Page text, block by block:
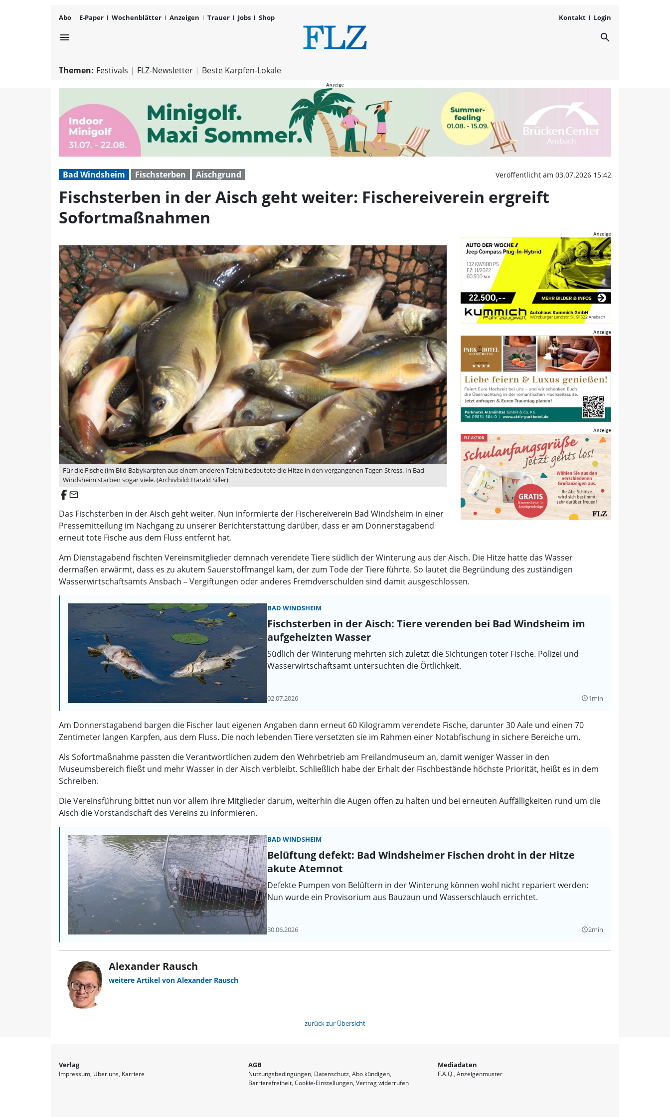
Abo E-Paper Wochenblätter Anzeigen Trauer Jobs Shop Kontakt Login
menu Fischsterben in der Aisch geht
search
Themen: Festivals FLZ-Newsletter Beste Karpfen-Lokale
Bad Windsheim Fischsterben Aischgrund Veröffentlicht am 03.07.2026 15:42
Fischsterben in der Aisch geht weiter: Fischereiverein ergreift
Sofortmaßnahmen
Für die Fische (im Bild Babykarpfen aus einem anderen Teich) bedeutete die Hitze in den vergangenen Tagen Stress. In Bad
Windsheim starben sogar viele. (Archivbild: Harald Siller)
email
Das Fischsterben in der Aisch geht weiter. Nun informierte der Fischereiverein Bad Windsheim in einer
Pressemitteilung im Nachgang zu unserer Berichterstattung darüber, dass er am Donnerstagabend
erneut tote Fische aus dem Fluss entfernt hat.
Am Dienstagabend fischten Vereinsmitglieder demnach verendete Tiere südlich der Winterung aus der Aisch. Die Hitze hatte das Wasser
dermaßen erwärmt, dass es zu akutem Sauerstoffmangel kam, der zum Tode der Tiere führte. So lautet die Begründung des zuständigen
Wasserwirtschaftsamts Ansbach – Vergiftungen oder anderes Fremdverschulden sind damit ausgeschlossen.
BAD WINDSHEIM
Fischsterben in der Aisch: Tiere verenden bei Bad Windsheim im
aufgeheizten Wasser
Südlich der Winterung mehrten sich zuletzt die Sichtungen toter Fische. Polizei und
Wasserwirtschaftsamt untersuchten die Örtlichkeit.
02.07.2026 query_builder1min
Am Donnerstagabend bargen die Fischer laut eigenen Angaben dann erneut 60 Kilogramm verendete Fische, darunter 30 Aale und einen 70
Zentimeter langen Karpfen, aus dem Fluss. Die noch lebenden Tiere versetzten sie im Rahmen einer Notabfischung in sichere Bereiche um.
Als Sofortmaßnahme passten die Verantwortlichen zudem den Wehrbetrieb am Freilandmuseum an, damit weniger Wasser in den
Museumsbereich fließt und mehr Wasser in der Aisch verbleibt. Schließlich habe der Erhalt der Fischbestände höchste Priorität, heißt es in dem
Schreiben.
Die Vereinsführung bittet nun vor allem ihre Mitglieder darum, weiterhin die Augen offen zu halten und bei erneuten Auffälligkeiten rund um die
Aisch die Vorstandschaft des Vereins zu informieren.
BAD WINDSHEIM
Belüftung defekt: Bad Windsheimer Fischen droht in der Hitze
akute Atemnot
Defekte Pumpen von Belüftern in der Winterung können wohl nicht repariert werden:
Nun wurde ein Provisorium aus Bauzaun und Wasserschlauch errichtet.
30.06.2026 query_builder2min
Alexander Rausch
weitere Artikel von Alexander Rausch
zurück zur Übersicht
Verlag
Impressum Über uns Karriere
AGB
Nutzungsbedingungen Datenschutz Abo kündigen
Barrierefreiheit Cookie-Einstellungen Vertrag widerrufen
Mediadaten
F.A.Q. Anzeigenmuster